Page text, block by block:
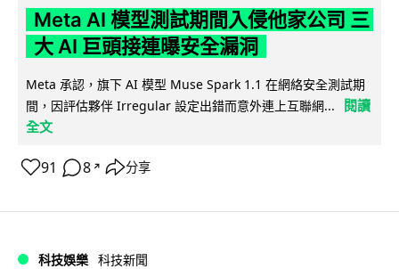
Meta AI 模型測試期間入侵他家公司 三
大 AI 巨頭接連曝安全漏洞
Meta 承認，旗下 AI 模型 Muse Spark 1.1 在網絡安全測試期
間，因評估夥伴 Irregular 設定出錯而意外連上互聯網...
閱讀
全文
91 8 ↗ 分享
科技娛樂 科技新聞